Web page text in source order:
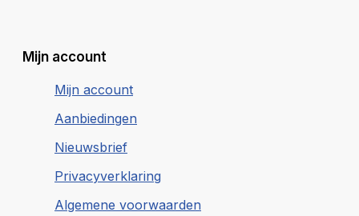
Mijn account
Mijn account
Aanbiedingen
Nieuwsbrief
Privacyverklaring
Algemene voorwaarden